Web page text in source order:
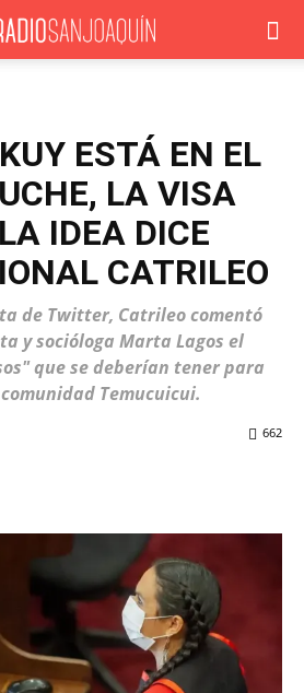
ESTÁ EN EL
LA VISA
IDEA DICE
CATRILEO
de Twitter, Catrileo comentó
y socióloga Marta Lagos el
que se deberían tener para
Temucuicui.
662